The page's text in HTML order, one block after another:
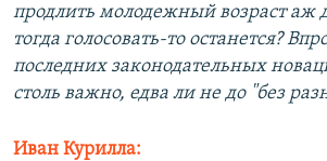
продлить молодежный возраст аж
тогда голосовать-то останется?
последних законодательных
столь важно, едва ли не до "без
Иван Курилла: